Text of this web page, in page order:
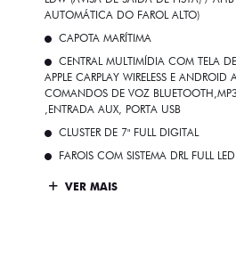
AUTOMÁTICA DO FAROL ALTO)
CAPOTA MARÍTIMA
CENTRAL MULTIMÍDIA COM TELA
APPLE CARPLAY WIRELESS E ANDROID
COMANDOS DE VOZ
,ENTRADA AUX, PORTA USB
CLUSTER DE 7" FULL DIGITAL
FAROIS COM SISTEMA DRL FULL
VER MAIS